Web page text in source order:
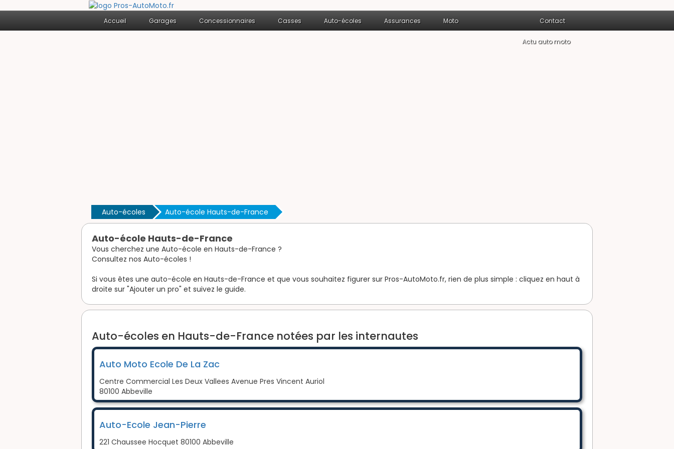
Accueil Garages Concessionnaires Casses Auto-écoles Assurances Moto Contact
Actu auto moto
Auto-écoles Auto-école Hauts-de-France
Auto-école Hauts-de-France
Vous cherchez une Auto-école en Hauts-de-France ?
Consultez nos Auto-écoles !
Si vous êtes une auto-école en Hauts-de-France et que vous souhaitez figurer sur Pros-AutoMoto.fr, rien de plus simple : cliquez en haut à
droite sur "Ajouter un pro" et suivez le guide.
Auto-écoles en Hauts-de-France notées par les internautes
Auto Moto Ecole De La Zac
Centre Commercial Les Deux Vallees Avenue Pres Vincent Auriol
80100 Abbeville
Auto-Ecole Jean-Pierre
221 Chaussee Hocquet 80100 Abbeville